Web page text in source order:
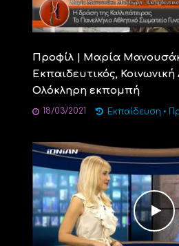
Προφίλ | Μαρία
Εκπαιδευτικός, Κοινωνική
Ολόκληρη εκπομπή
18/03/2021 Εκπαίδευση •